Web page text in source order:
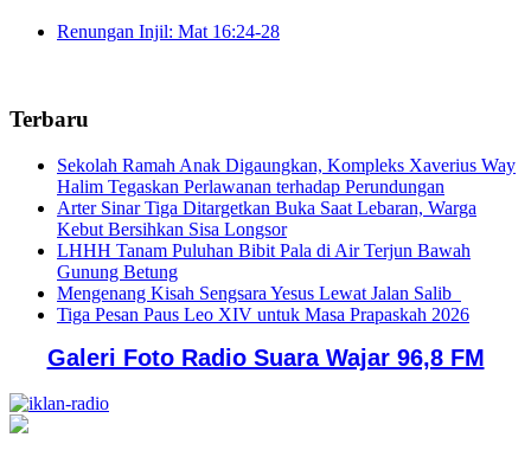
Renungan Injil: Mat 16:24-28
Terbaru
Sekolah Ramah Anak Digaungkan, Kompleks Xaverius Way
Halim Tegaskan Perlawanan terhadap Perundungan
Arter Sinar Tiga Ditargetkan Buka Saat Lebaran, Warga
Kebut Bersihkan Sisa Longsor
LHHH Tanam Puluhan Bibit Pala di Air Terjun Bawah
Gunung Betung
Mengenang Kisah Sengsara Yesus Lewat Jalan Salib
Tiga Pesan Paus Leo XIV untuk Masa Prapaskah 2026
Galeri Foto Radio Suara Wajar 96,8 FM